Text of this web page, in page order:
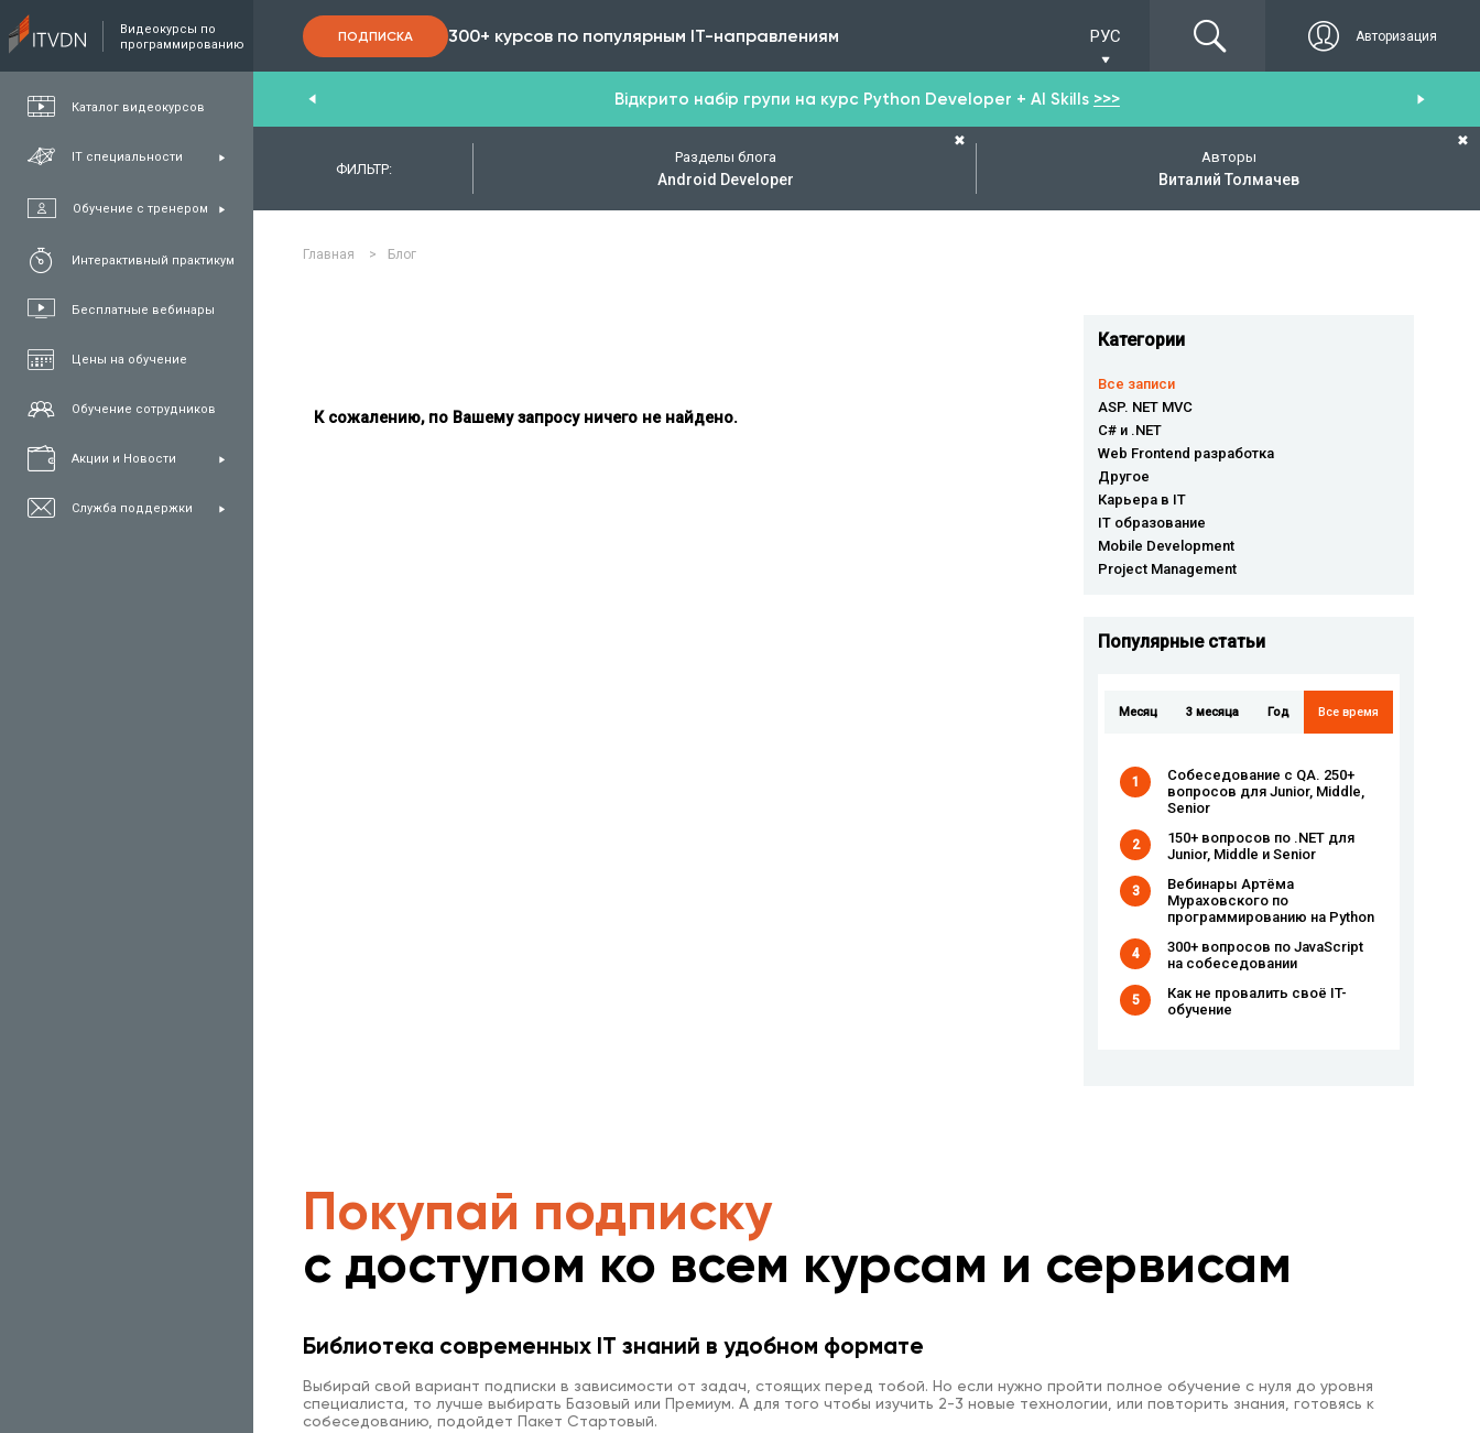
Видеокурсы по
программированию
Каталог видеокурсов
IT специальности
Обучение с тренером
Интерактивный практикум
Бесплатные вебинары
Цены на обучение
Обучение сотрудников
Акции и Новости
Служба поддержки
ПОДПИСКА 300+ курсов по популярным IT-направлениям РУС Авторизация
FullStack Відкрито набір групи на курс Python Developer + AI Skills >>>
ФИЛЬТР:
Разделы блога
Android Developer
✖
Авторы
Виталий Толмачев
✖
Главная > Блог
К сожалению, по Вашему запросу ничего не найдено.
Категории
Все записи
ASP. NET MVC
C# и .NET
Web Frontend разработка
Другое
Карьера в IT
IT образование
Mobile Development
Project Management
Популярные cтатьи
Месяц 3 месяца Год Все время
1
Собеседование с QA. 250+
вопросов для Junior, Middle,
Senior
2
150+ вопросов по .NET для
Junior, Middle и Senior
3
Вебинары Артёма
Мураховского по
программированию на Python
4
300+ вопросов по JavaScript
на собеседовании
5
Как не провалить своё IT-
обучение
Покупай подписку
с доступом ко всем курсам и сервисам
Библиотека современных IT знаний в удобном формате
Выбирай свой вариант подписки в зависимости от задач, стоящих перед тобой. Но если нужно пройти полное обучение с нуля до уровня
специалиста, то лучше выбирать Базовый или Премиум. А для того чтобы изучить 2-3 новые технологии, или повторить знания, готовясь к
собеседованию, подойдет Пакет Стартовый.